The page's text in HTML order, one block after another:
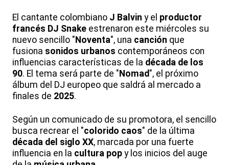
El cantante colombiano J Balvin y el productor
francés DJ Snake estrenaron este miércoles su
nuevo sencillo " Noventa", una canción que
fusiona sonidos urbanos contemporáneos con
influencias características de la década de los
90. El tema será parte de " Nomad", el próximo
álbum del DJ europeo que saldrá al mercado a
finales de 2025.
Según un comunicado de su promotora, el sencillo
busca recrear el "colorido caos" de la última
década del siglo XX, marcada por una fuerte
influencia en la cultura pop y los inicios del auge